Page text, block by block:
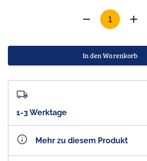
In den Warenkorb
1-3 Werktage
Mehr zu diesem Produkt